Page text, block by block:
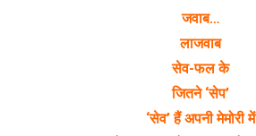
जवाब…
लाजवाब
सेव-फल के
जितने ‘सेप’
‘सेव’ हैं अपनी मेमोरी में